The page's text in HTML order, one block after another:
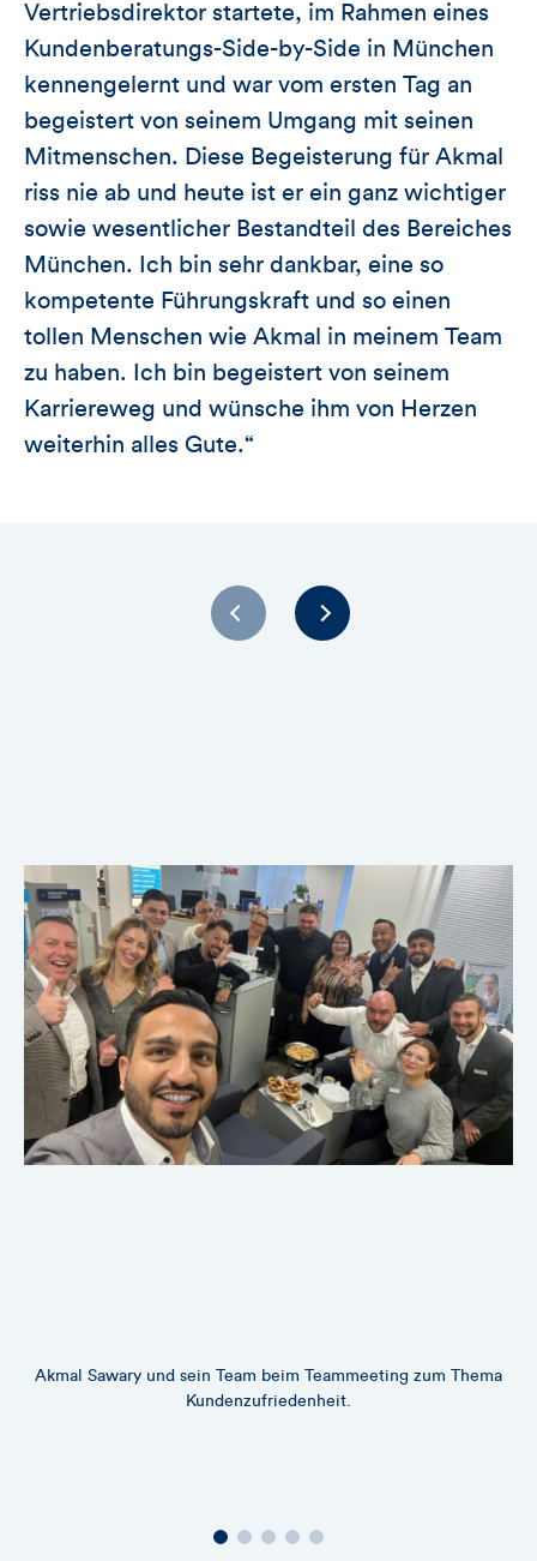
Vertriebsdirektor startete, im Rahmen eines
Kundenberatungs-Side-by-Side in München
kennengelernt und war vom ersten Tag an
begeistert von seinem Umgang mit seinen
Mitmenschen. Diese Begeisterung für Akmal
riss nie ab und heute ist er ein ganz wichtiger
sowie wesentlicher Bestandteil des Bereiches
München. Ich bin sehr dankbar, eine so
kompetente Führungskraft und so einen
tollen Menschen wie Akmal in meinem Team
zu haben. Ich bin begeistert von seinem
Karriereweg und wünsche ihm von Herzen
weiterhin alles Gute.“
Akmal Sawary und sein Team beim Teammeeting zum Thema
Kundenzufriedenheit.